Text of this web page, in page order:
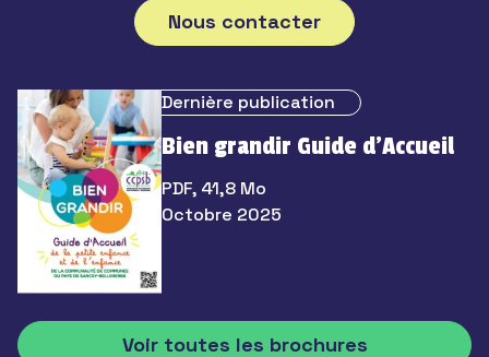
Nous contacter
Dernière publication
Bien grandir Guide d’Accueil
PDF, 41,8 Mo
Octobre 2025
Voir toutes les brochures